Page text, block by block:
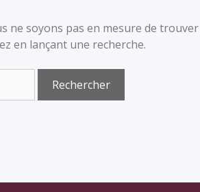
ne soyons pas en mesure de trouver
en lançant une recherche.